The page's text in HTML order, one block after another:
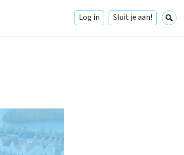
Log in Sluit je aan!